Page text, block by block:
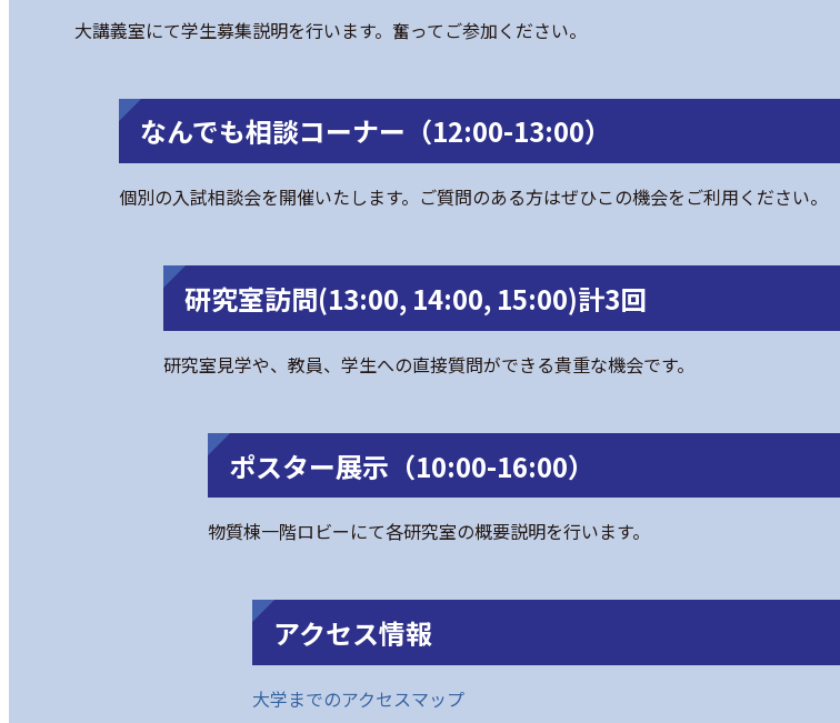
大講義室にて学生募集説明を行います。奮ってご参加ください。
なんでも相談コーナー（12:00-13:00）
個別の入試相談会を開催いたします。ご質問のある方はぜひこの機会をご利用ください。
研究室訪問(13:00, 14:00, 15:00)計3回
研究室見学や、教員、学生への直接質問ができる貴重な機会です。
ポスター展示（10:00-16:00）
物質棟一階ロビーにて各研究室の概要説明を行います。
アクセス情報
大学までのアクセスマップ